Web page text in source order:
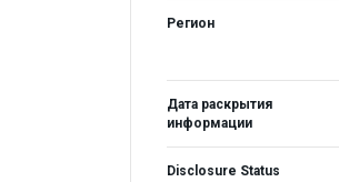
Регион
Дата раскрытия
информации
Disclosure Status